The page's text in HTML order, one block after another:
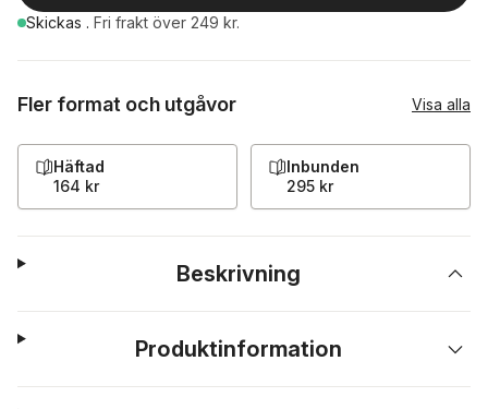
Skickas . Fri frakt över 249 kr.
Fler format och utgåvor Visa alla
Häftad
164 kr
Inbunden
295 kr
Beskrivning
Produktinformation